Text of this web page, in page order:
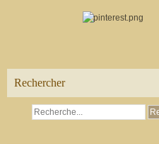
Rechercher